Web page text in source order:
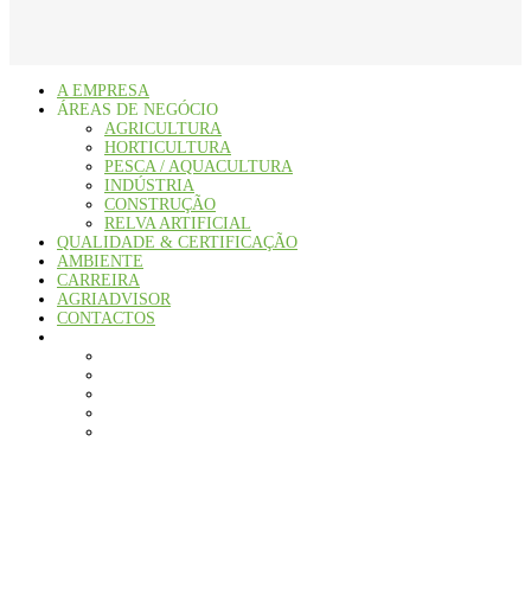
A EMPRESA
ÁREAS DE NEGÓCIO
AGRICULTURA
HORTICULTURA
PESCA / AQUACULTURA
INDÚSTRIA
CONSTRUÇÃO
RELVA ARTIFICIAL
QUALIDADE & CERTIFICAÇÃO
AMBIENTE
CARREIRA
AGRIADVISOR
CONTACTOS